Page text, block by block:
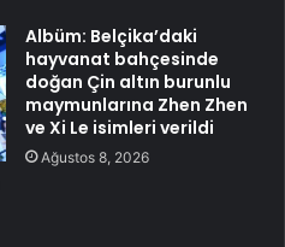
Albüm: Belçika’daki
hayvanat bahçesinde
doğan Çin altın burunlu
maymunlarına Zhen Zhen
ve Xi Le isimleri verildi
Ağustos 8, 2026